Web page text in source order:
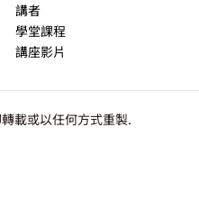
講者
學堂課程
講座影片
載或以任何方式重製.